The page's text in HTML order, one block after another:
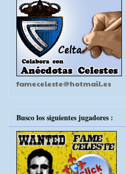
fameceleste@hotmail.es
Busco los siguientes jugadores :